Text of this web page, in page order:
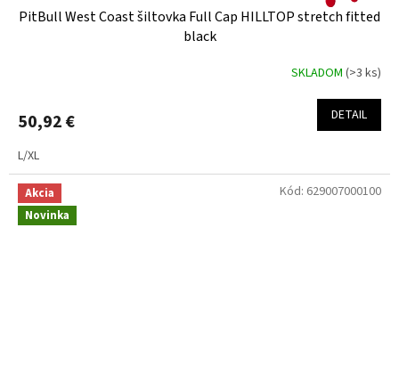
PitBull West Coast šiltovka Full Cap HILLTOP stretch fitted
black
SKLADOM (>3 ks)
50,92 € DETAIL
L/XL
Akcia
Novinka
Kód: 629007000100